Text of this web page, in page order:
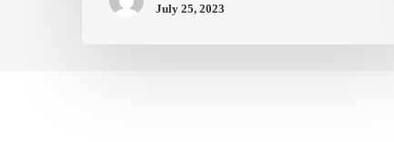
July 25, 2023